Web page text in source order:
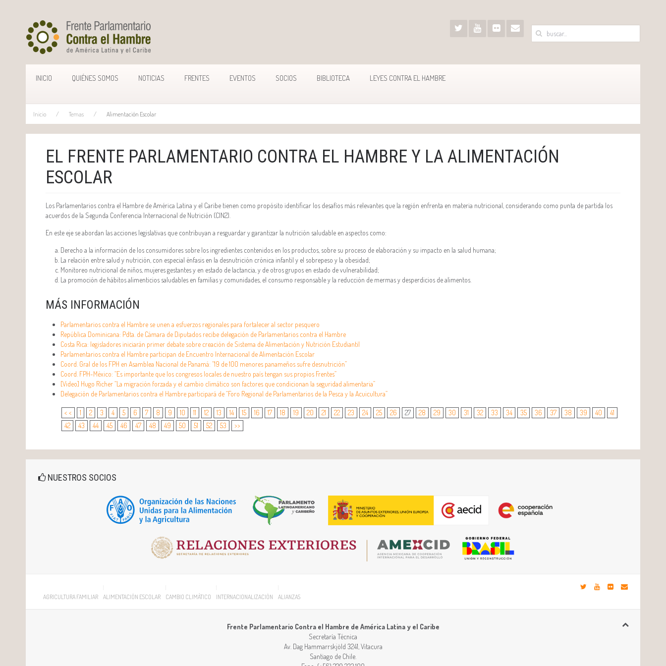
INICIO QUIÉNES SOMOS NOTICIAS FRENTES EVENTOS SOCIOS BIBLIOTECA LEYES CONTRA EL HAMBRE
Inicio Temas Alimentación Escolar
EL FRENTE PARLAMENTARIO CONTRA EL HAMBRE Y LA ALIMENTACIÓN
ESCOLAR
Los Parlamentarios contra el Hambre de América Latina y el Caribe tienen como propósito identificar los desafíos más relevantes que la región enfrenta en materia nutricional, considerando como punta de partida los
acuerdos de la Segunda Conferencia Internacional de Nutrición (CIN2).
En este eje se abordan las acciones legislativas que contribuyan a resguardar y garantizar la nutrición saludable en aspectos como:
Derecho a la información de los consumidores sobre los ingredientes contenidos en los productos, sobre su proceso de elaboración y su impacto en la salud humana;
La relación entre salud y nutrición, con especial énfasis en la desnutrición crónica infantil y el sobrepeso y la obesidad;
Monitoreo nutricional de niños, mujeres gestantes y en estado de lactancia, y de otros grupos en estado de vulnerabilidad;
La promoción de hábitos alimenticios saludables en familias y comunidades, el consumo responsable y la reducción de mermas y desperdicios de alimentos.
MÁS INFORMACIÓN
Parlamentarios contra el Hambre se unen a esfuerzos regionales para fortalecer al sector pesquero
República Dominicana: Pdta. de Cámara de Diputados recibe delegación de Parlamentarios contra el Hambre
Costa Rica: legisladores iniciarán primer debate sobre creación de Sistema de Alimentación y Nutrición Estudiantil
Parlamentarios contra el Hambre participan de Encuentro Internacional de Alimentación Escolar
Coord. Gral de los FPH en Asamblea Nacional de Panamá: “19 de 100 menores panameños sufre desnutrición”
Coord. FPH-México: “Es importante que los congresos locales de nuestro país tengan sus propios Frentes”
[Video] Hugo Richer “La migración forzada y el cambio climático son factores que condicionan la seguridad alimentaria”
Delegación de Parlamentarios contra el Hambre participará de “Foro Regional de Parlamentarios de la Pesca y la Acuicultura”
< < 1 2 3 4 5 6 7 8 9 10 11 12 13 14 15 16 17 18 19 20 21 22 23 24 25 26 27 28 29 30 31 32 33 34 35 36 37 38 39 40
41
42
43 44 45 46 47 48 49 50 51 52 53 >>
NUESTROS SOCIOS
AGRICULTURA FAMILIAR ALIMENTACIÓN ESCOLAR CAMBIO CLIMÁTICO INTERNACIONALIZACIÓN ALIANZAS
Frente Parlamentario Contra el Hambre de América Latina y el Caribe
Secretaría Técnica
Av. Dag Hammarrskjöld 3241, Vitacura
Santiago de Chile